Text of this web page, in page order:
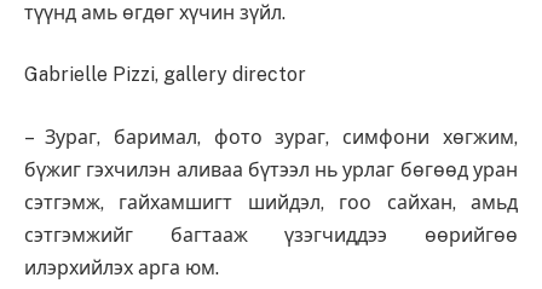
түүнд амь өгдөг хүчин зүйл.
Gabrielle Pizzi, gallery director
– Зураг, баримал, фото зураг, симфони хөгжим,
бүжиг гэхчилэн аливаа бүтээл нь урлаг бөгөөд уран
сэтгэмж, гайхамшигт шийдэл, гоо сайхан, амьд
сэтгэмжийг багтааж үзэгчиддээ өөрийгөө
илэрхийлэх арга юм.